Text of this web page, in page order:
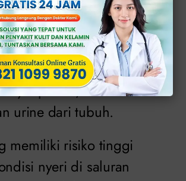
adalah yang juga
saluran kemih adalah
organ yang terlibat dalam
dan
urine dari tubuh.
memiliki risiko tinggi
nyeri di saluran